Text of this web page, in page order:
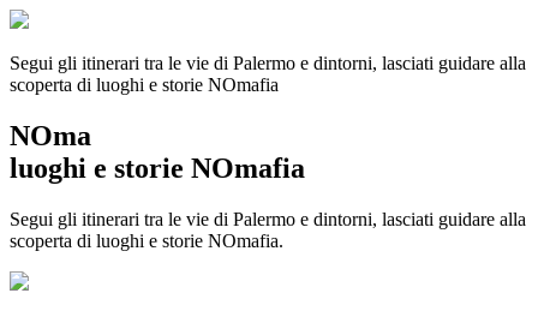
Segui gli itinerari tra le vie di Palermo e dintorni, lasciati guidare alla
scoperta di luoghi e storie NOmafia
NOma
luoghi e storie NOmafia
Segui gli itinerari tra le vie di Palermo e dintorni, lasciati guidare alla
scoperta di luoghi e storie NOmafia.